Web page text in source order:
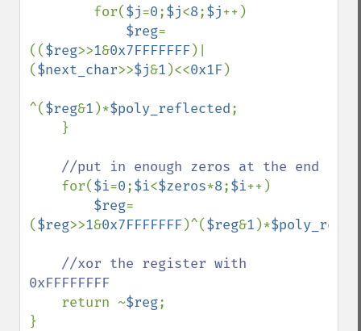
        for(
$j=0;$j<8;$j++)
$reg=
(($reg>>1&0x7FFFFFFF)|
($next_char>>$j&1 )<<0x1F)
^($reg&1 )*$poly_reflected;
//put in enough zeros at the end
for($i=0;$i<$zeros*8;$i++)
$reg=
($reg>>1&0x7FFFFFFF)^($reg&1 )*
//xor the register with
0xFFFFFFFF
return ~$reg;
}